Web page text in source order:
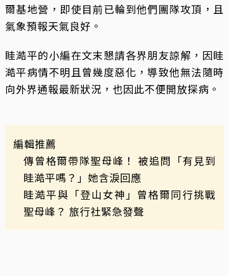
爾基地營，即使目前已輪到他們團隊攻頂，且
氣象預報天氣良好。
眭澔平的小編在文末懇請各界朋友諒解，因眭
澔平病情不明且曾幾度惡化，導致他無法隨時
向外界通報最新狀況，也因此不便開放探病。
編輯推薦
傳曾格爾帶隊聖母峰！ 被追問「有見到
眭澔平嗎？」她含淚回應
眭澔平與「登山女神」曾格爾同行挑戰
聖母峰？ 旅行社緊急發聲